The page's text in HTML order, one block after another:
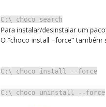
C:\ choco search
Para instalar/desinstalar um
O “choco install –force”
C:\ choco install --force
C:\ choco uninstall --force